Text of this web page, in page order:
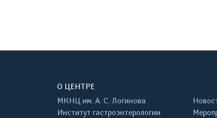
О ЦЕНТРЕ
МКНЦ им. А. С. Логинова
Институт гастроэнтерологии